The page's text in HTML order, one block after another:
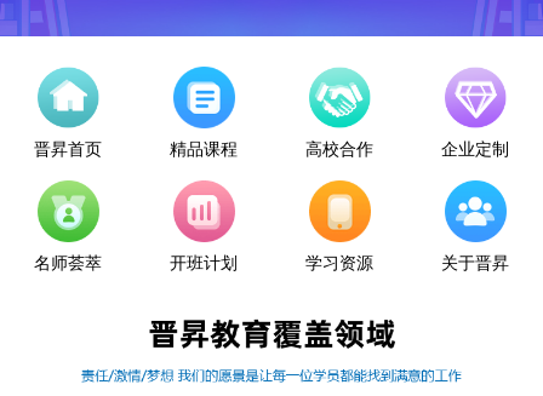
晋昇首页 精品课程 高校合作 企业定制
名师荟萃 开班计划 学习资源 关于晋昇